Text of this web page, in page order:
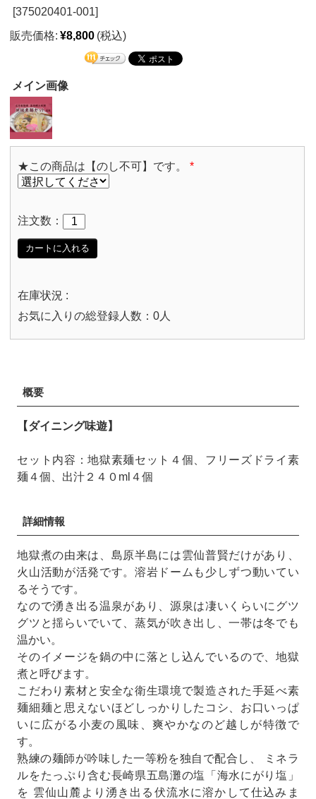
[375020401-001]
販売価格: ¥8,800 (税込)
メイン画像
★この商品は【のし不可】です。 *
注文数：
カートに入れる
在庫状況 :
お気に入りの総登録人数：0人
概要
【ダイニング味遊】
セット内容：地獄素麺セット４個、フリーズドライ素
麺４個、出汁２４０ml４個
詳細情報
地獄煮の由来は、島原半島には雲仙普賢だけがあり、
火山活動が活発です。溶岩ドームも少しずつ動いてい
るそうです。
なので湧き出る温泉があり、源泉は凄いくらいにグツ
グツと揺らいでいて、蒸気が吹き出し、一帯は冬でも
温かい。
そのイメージを鍋の中に落とし込んでいるので、地獄
煮と呼びます。
こだわり素材と安全な衛生環境で製造された手延べ素
麺細麺と思えないほどしっかりしたコシ、お口いっぱ
いに広がる小麦の風味、爽やかなのど越しが特徴で
す。
熟練の麺師が吟味した一等粉を独自で配合し、 ミネラ
ルをたっぷり含む長崎県五島灘の塩「海水にがり塩」
を 雲仙山麓より湧き出る伏流水に溶かして仕込みま